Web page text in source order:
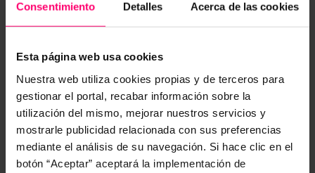
Consentimiento Detalles Acerca de las cookies
Esta página web usa cookies
Nuestra web utiliza cookies propias y de terceros para
gestionar el portal, recabar información sobre la
utilización del mismo, mejorar nuestros servicios y
mostrarle publicidad relacionada con sus preferencias
mediante el análisis de su navegación. Si hace clic en el
botón “Aceptar” aceptará la implementación de
Analiza y detecta posibles puntos de mejora en el
servicio de nuestro personal, conoce de primera
mano cómo tu personal se comporta delante de
un posible cliente.